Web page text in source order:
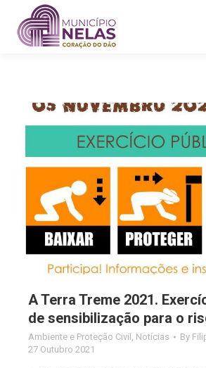
A Terra Treme 2021.
de sensibilização para o
Ambiente e Proteção Civil , Notícias By
27 Outubro 2021